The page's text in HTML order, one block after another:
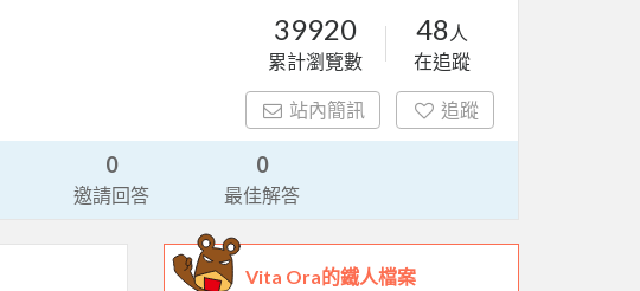
39920
累計瀏覽數
48 人
在追蹤
站內簡訊 追蹤
0
邀請回答
0
最佳解答
Vita Ora的鐵人檔案